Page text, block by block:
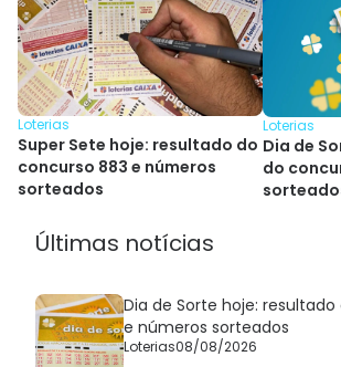
Loterias
Super Sete hoje: resultado do
concurso 883 e números
sorteados
Loterias
Dia de
do
Últimas notícias
Dia de Sorte hoje: resultado
e números sorteados
Loterias08/08/2026